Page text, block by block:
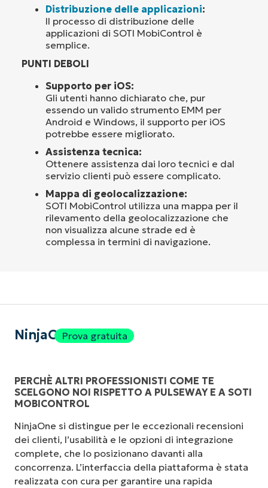
Distribuzione delle applicazioni:
Il processo di distribuzione delle
applicazioni di SOTI MobiControl è
semplice.
PUNTI DEBOLI
Supporto per iOS:
Gli utenti hanno dichiarato che, pur
essendo un valido strumento EMM per
Android e Windows, il supporto per iOS
potrebbe essere migliorato.
Assistenza tecnica:
Ottenere assistenza dai loro tecnici e dal
servizio clienti può essere complicato.
Mappa di geolocalizzazione:
SOTI MobiControl utilizza una mappa per il
rilevamento della geolocalizzazione che
non visualizza alcune strade ed è
complessa in termini di navigazione.
NinjaOneProva gratuita
PERCHÈ ALTRI PROFESSIONISTI COME TE
SCELGONO NOI RISPETTO A PULSEWAY E A SOTI
MOBICONTROL
NinjaOne si distingue per le eccezionali recensioni
dei clienti, l’usabilità e le opzioni di integrazione
complete, che lo posizionano davanti alla
concorrenza. L’interfaccia della piattaforma è stata
realizzata con cura per garantire una rapida